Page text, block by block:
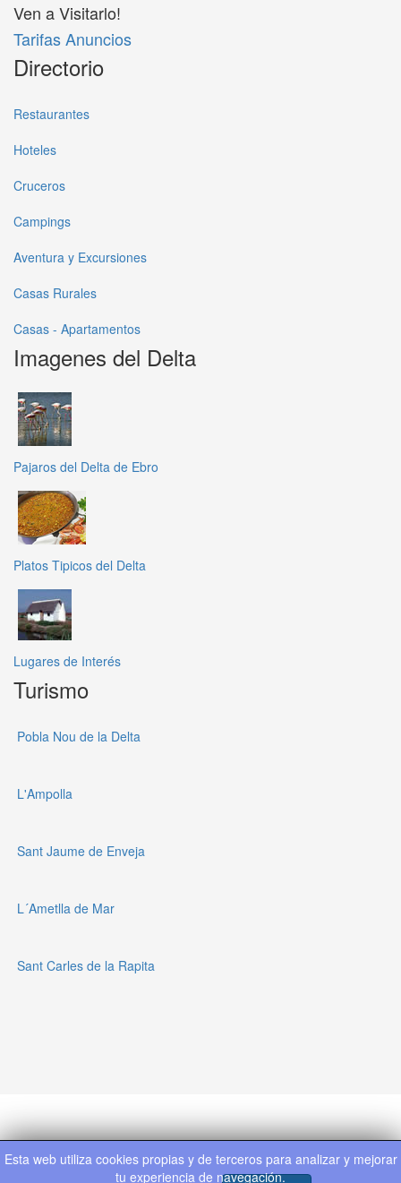
Ven a Visitarlo!
Tarifas Anuncios
Directorio
Restaurantes
Hoteles
Cruceros
Campings
Aventura y Excursiones
Casas Rurales
Casas - Apartamentos
Imagenes del Delta
Pajaros del Delta de Ebro
Platos Tipicos del Delta
Lugares de Interés
Turismo
Pobla Nou de la Delta
L'Ampolla
Sant Jaume de Enveja
L´Ametlla de Mar
Sant Carles de la Rapita
Política de privacidad Tarifas
Esta web utiliza cookies propias y de terceros para analizar y mejorar
tu experiencia de navegación.